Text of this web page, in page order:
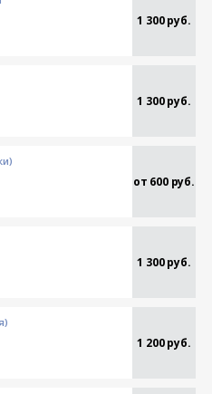
1 300 руб.
1 300 руб.
от 600 руб.
1 300 руб.
1 200 руб.